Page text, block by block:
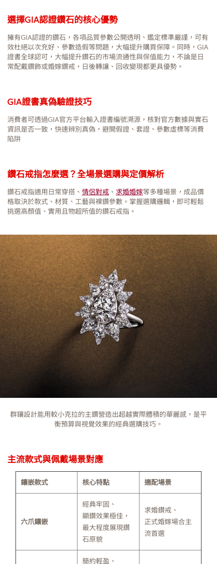
選擇GIA認證鑽石的核心優勢
擁有GIA認證的鑽石，各項品質參數公開透明、鑑定標準嚴謹，可有
效杜絕以次充好、參數造假等問題，大幅提升購買保障。同時，GIA
證書全球認可，大幅提升鑽石的市場流通性與保值能力，不論是日
常配戴鑽飾或婚嫁鑽戒，日後轉讓、回收變現都更具優勢。
GIA證書真偽驗證技巧
消費者可透過GIA官方平台輸入證書編號溯源，核對官方數據與實石
資訊是否一致，快速辨別真偽，避開假證、套證、參數虛標等消費
陷阱
鑽石戒指怎麼選？全場景選購與定價解析
鑽石戒指適用日常穿搭、 情侶對戒 、 求婚婚嫁等多種場景，成品價
格取決於款式、材質、工藝與裸鑽參數。掌握選購邏輯，即可輕鬆
挑選高顏值、實用且物超所值的鑽石戒指。
群鑲設計能用較小克拉的主鑽營造出超越實際體積的華麗感，是平
衡預算與視覺效果的經典選購技巧。
主流款式與佩戴場景對應
鑲嵌款式 核心特點 適配場景
六爪鑲嵌
經典牢固、
顯鑽效果極佳，
最大程度展現鑽
石原貌
求婚鑽戒、
正式婚嫁場合主
流首選
簡約輕盈、